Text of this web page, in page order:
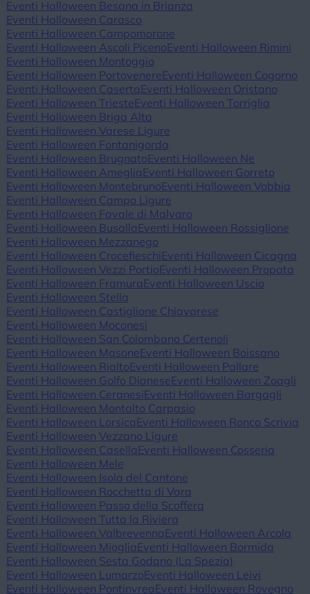
Eventi Halloween Besana in Brianza
Eventi Halloween Carasco
Eventi Halloween Campomorone
Eventi Halloween Ascoli PicenoEventi Halloween Rimini
Eventi Halloween Montoggio
Eventi Halloween PortovenereEventi Halloween Cogorno
Eventi Halloween Caserta Eventi Halloween Oristano
Eventi Halloween TriesteEventi Halloween Torriglia
Eventi Halloween Briga Alta
Eventi Halloween Varese Ligure
Eventi Halloween Fontanigorda
Eventi Halloween BrugnatoEventi Halloween Ne
Eventi Halloween Ameglia Eventi Halloween Gorreto
Eventi Halloween MontebrunoEventi Halloween Vobbia
Eventi Halloween Campo Ligure
Eventi Halloween Favale di Malvaro
Eventi Halloween Busalla Eventi Halloween Rossiglione
Eventi Halloween Mezzanego
Eventi Halloween CrocefieschiEventi Halloween Cicagna
Eventi Halloween Vezzi PortioEventi Halloween Propata
Eventi Halloween Framura Eventi Halloween Uscio
Eventi Halloween Stella
Eventi Halloween Castiglione Chiavarese
Eventi Halloween Moconesi
Eventi Halloween San Colombano Certenoli
Eventi Halloween MasoneEventi Halloween Boissano
Eventi Halloween RialtoEventi Halloween Pallare
Eventi Halloween Golfo DianeseEventi Halloween Zoagli
Eventi Halloween CeranesiEventi Halloween Bargagli
Eventi Halloween Montalto Carpasio
Eventi Halloween Lorsica Eventi Halloween Ronco Scrivia
Eventi Halloween Vezzano Ligure
Eventi Halloween Casella Eventi Halloween Cosseria
Eventi Halloween Mele
Eventi Halloween Isola del Cantone
Eventi Halloween Rocchetta di Vara
Eventi Halloween Passo della Scoffera
Eventi Halloween Tutta la Riviera
Eventi Halloween Valbrevenna Eventi Halloween Arcola
Eventi Halloween Mioglia Eventi Halloween Bormida
Eventi Halloween Sesta Godano (La Spezia)
Eventi Halloween LumarzoEventi Halloween Leivi
Eventi Halloween Pontinvrea Eventi Halloween Rovegno